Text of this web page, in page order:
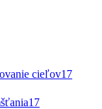
cieľov17
17